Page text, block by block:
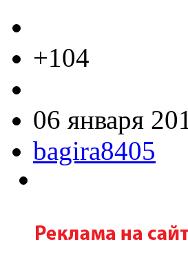
+104
06 января
bagira8405